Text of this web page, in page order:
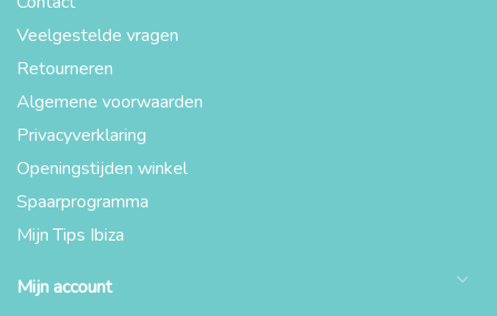
Veelgestelde vragen
Retourneren
Algemene voorwaarden
Privacyverklaring
Openingstijden winkel
Spaarprogramma
Mijn Tips Ibiza
Mijn account